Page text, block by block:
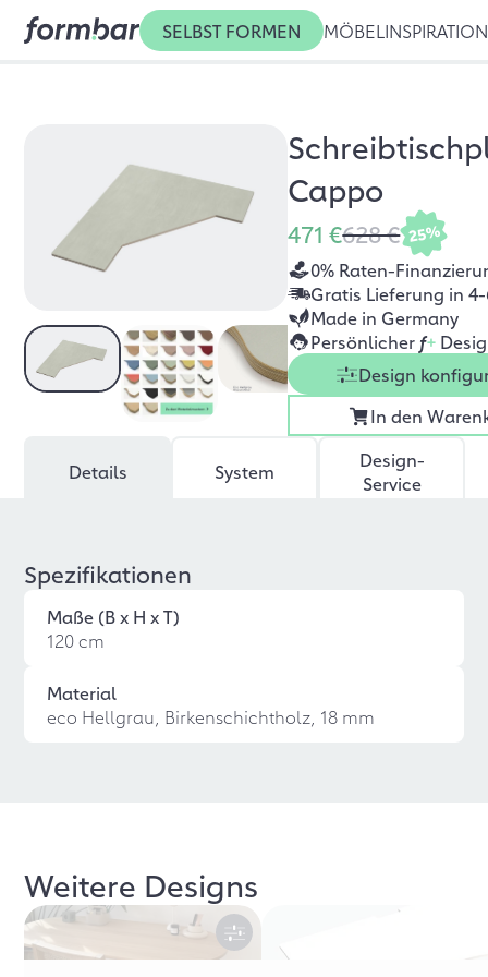
SELBST FORMEN MÖBEL INSPIRATION
Cappo
471 €628 € 25%
0% Raten-
Gratis Lieferung in
Made in Germany
Persönlicher f+
Design
In den
Details System
Design-
Service
Spezifikationen
Maße (B x H x T)
120 cm
Material
eco Hellgrau, Birkenschichtholz, 18 mm
Weitere Designs